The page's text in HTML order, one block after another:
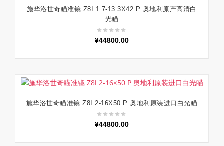
加入购物车
施华洛世奇瞄准镜 Z8I 1.7-13.3X42 P 奥地利原产高清白
光瞄
¥44800.00
加入购物车
施华洛世奇瞄准镜 Z8I 2-16X50 P 奥地利原装进口白光瞄
¥44800.00